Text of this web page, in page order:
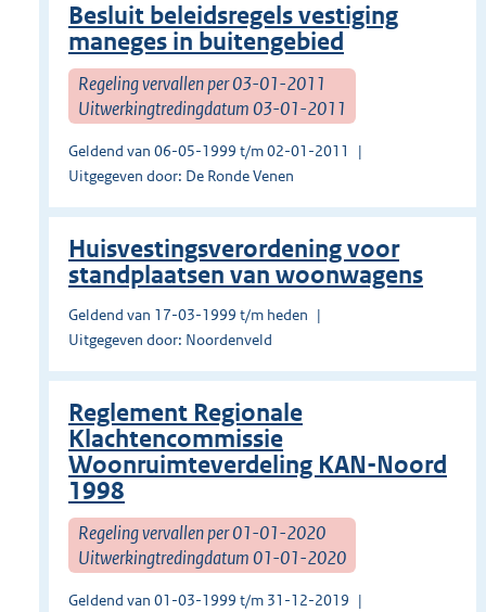
Besluit beleidsregels vestiging
maneges in buitengebied
Regeling vervallen per 03-01-2011
Uitwerkingtredingdatum 03-01-2011
Geldend van 06-05-1999 t/m 02-01-2011
Uitgegeven door: De Ronde Venen
Huisvestingsverordening voor
standplaatsen van woonwagens
Geldend van 17-03-1999 t/m heden
Uitgegeven door: Noordenveld
Reglement Regionale
Klachtencommissie
Woonruimteverdeling KAN-Noord
1998
Regeling vervallen per 01-01-2020
Uitwerkingtredingdatum 01-01-2020
Geldend van 01-03-1999 t/m 31-12-2019